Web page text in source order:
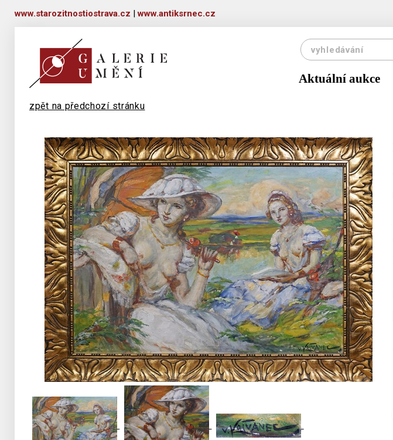
www.starozitnostiostrava.cz |www.antiksrnec.cz
Aktuální aukce
zpět na předchozí stránku